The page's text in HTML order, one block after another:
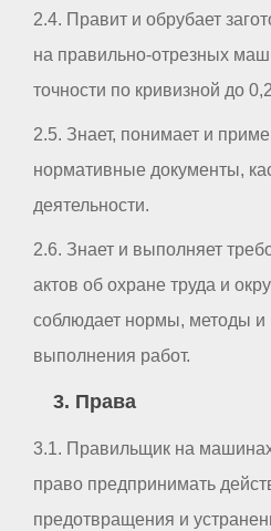
2.4. Правит и обрубает
на правильно-отрезных
точности по кривизной до
2.5. Знает, понимает и
нормативные документы,
деятельности.
2.6. Знает и выполняет
актов об охране труда и
соблюдает нормы, методы и
выполнения работ.
3. Права
3.1. Правильщик на
право предпринимать
предотвращения и